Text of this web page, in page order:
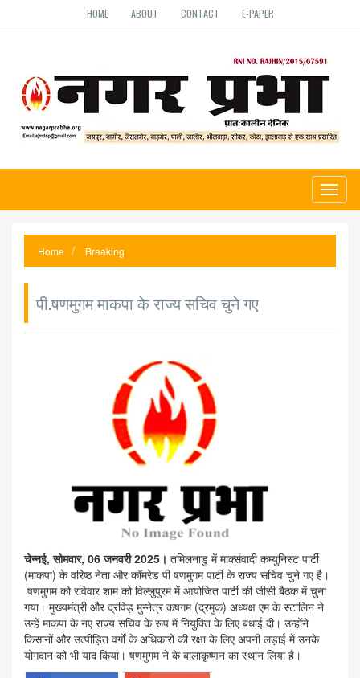
HOME ABOUT CONTACT E-PAPER
Home Breaking
पी.षणमुगम माकपा के राज्य सचिव चुने गए
चेन्नई, सोमवार, 06 जनवरी 2025। तमिलनाडु में मार्क्सवादी कम्युनिस्ट पार्टी
(माकपा) के वरिष्ठ नेता और कॉमरेड पी षणमुगम पार्टी के राज्य सचिव चुने गए है।
षणमुगम को रविवार शाम को विल्लुपुरम में आयोजित पार्टी की जीसी बैठक में चुना
गया। मुख्यमंत्री और द्रविड़ मुन्नेत्र कषगम (द्रमुक) अध्यक्ष एम के स्टालिन ने
उन्हें माकपा के नए राज्य सचिव के रूप में नियुक्ति के लिए बधाई दी। उन्होंने
किसानों और उत्पीड़ित वर्गों के अधिकारों की रक्षा के लिए अपनी लड़ाई में उनके
योगदान को भी याद किया। षणमुगम ने के बालाकृष्णन का स्थान लिया है।